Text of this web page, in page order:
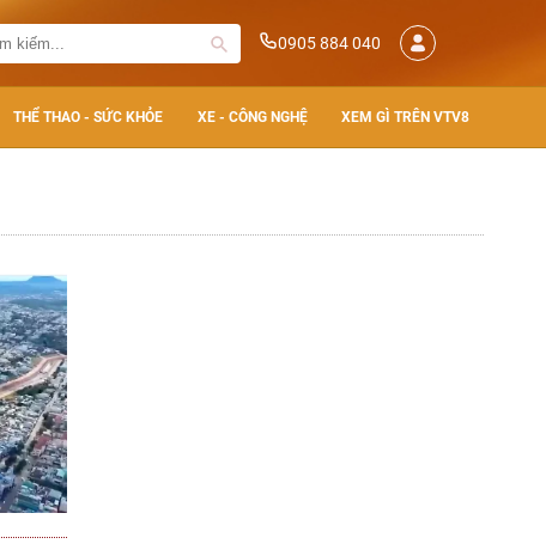
0905 884 040
THỂ THAO - SỨC KHỎE XE - CÔNG NGHỆ XEM GÌ TRÊN VTV8